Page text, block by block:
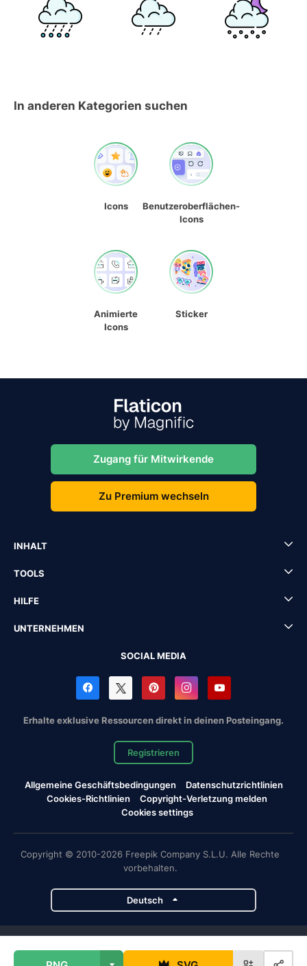
In anderen Kategorien suchen
Icons
Benutzeroberflächen-
Icons
Animierte
Icons
Sticker
Zugang für Mitwirkende
Zu Premium wechseln
INHALT
TOOLS
HILFE
UNTERNEHMEN
SOCIAL MEDIA
Erhalte exklusive Ressourcen direkt in deinen Posteingang.
Registrieren
Allgemeine Geschäftsbedingungen
Datenschutzrichtlinien
Cookies-Richtlinien
Copyright-Verletzung melden
Cookies settings
Copyright © 2010-2026 Freepik Company S.L.U. Alle Rechte
vorbehalten.
Deutsch